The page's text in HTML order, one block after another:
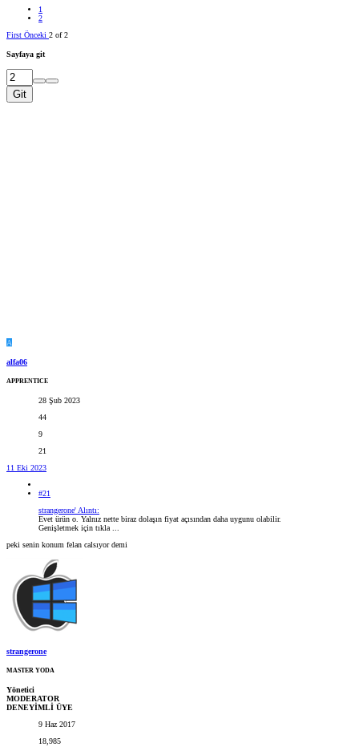
1
2
First Önceki 2 of 2
Sayfaya git
Git
A
alfa06
APPRENTICE
28 Şub 2023
44
9
21
11 Eki 2023
#21
strangerone' Alıntı:
Evet ürün o. Yalnız nette biraz dolaşın fiyat açısından daha uygunu olabilir.
Genişletmek için tıkla ...
peki senin konum felan calsıyor demi
strangerone
MASTER YODA
Yönetici
MODERATOR
DENEYİMLİ ÜYE
9 Haz 2017
18,985